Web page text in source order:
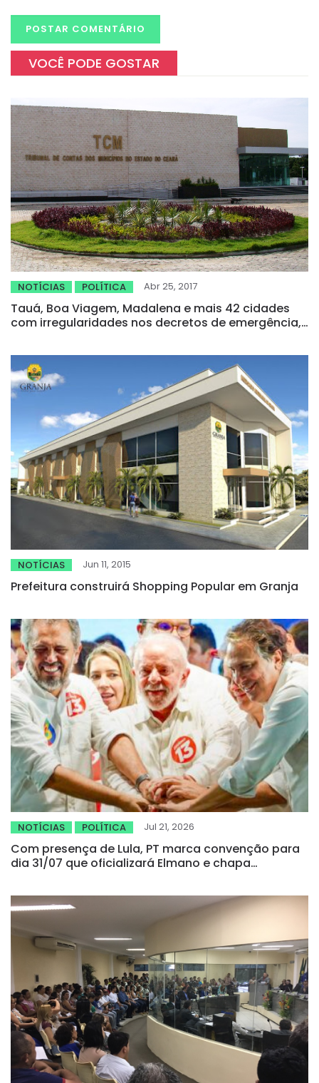
VOCÊ PODE GOSTAR
NOTÍCIAS POLÍTICA Abr 25, 2017
Tauá, Boa Viagem, Madalena e mais 42 cidades
com irregularidades nos decretos de emergência,
NOTÍCIAS Jun 11, 2015
Prefeitura construirá Shopping Popular em Granja
NOTÍCIAS POLÍTICA Jul 21, 2026
Com presença de Lula, PT marca convenção para
dia 31/07 que oficializará Elmano e chapa